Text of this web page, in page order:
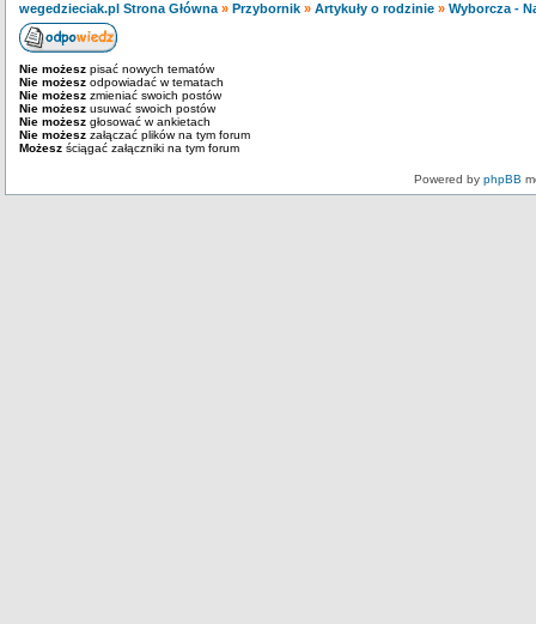
wegedzieciak.pl Strona Główna » Przybornik » Artykuły o rodzinie » Wyborcza -
Nie możesz pisać nowych tematów
Nie możesz odpowiadać w tematach
Nie możesz zmieniać swoich postów
Nie możesz usuwać swoich postów
Nie możesz głosować w ankietach
Nie możesz załączać plików na tym forum
Możesz ściągać załączniki na tym forum
Powered by phpBB